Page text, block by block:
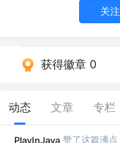
关注
获得徽章 0
动态 文章 专栏
PlayInJava 赞了这篇沸点